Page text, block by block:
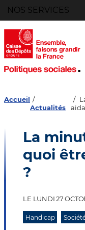
Aller au
contenu
Aller au
menu
Aller au
bouton
et
contraste
NOS SERVICES
Accueil
Actualités
La
quoi
?
LE LUNDI 27
Handicap